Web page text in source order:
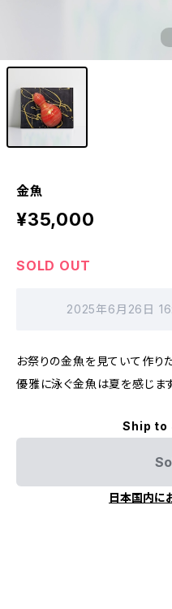
金魚
¥35,000
SOLD OUT
2025年6月26日
お祭りの金魚を見ていて作り
優雅に泳ぐ金魚は夏を感じます
Ship to
日本国内に